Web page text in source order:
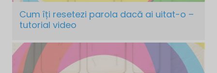
Cum îți resetezi parola dacă ai uitat-o –
tutorial video